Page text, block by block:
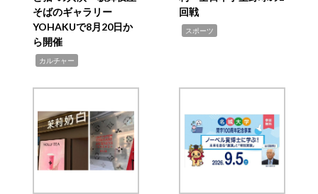
そばのギャラリー
YOHAKUで8月20日か
ら開催
カルチャー
回戦
スポーツ